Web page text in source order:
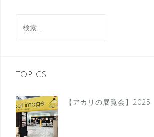
索:
TOPICS
【アカリの展覧会】2025